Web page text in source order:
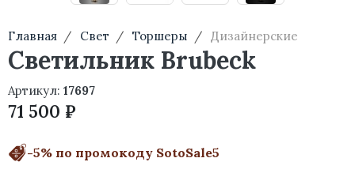
Главная Свет Торшеры Дизайнерские
Светильник Brubeck
Артикул: 17697
71 500 ₽
-5% по промокоду SotoSale5